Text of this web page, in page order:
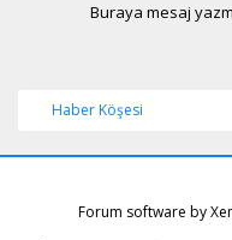
Buraya mesaj
Haber Köşesi
Forum software by